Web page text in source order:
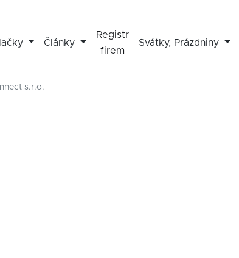
Články
Registr
firem
Svátky, Prázdniny
s.r.o.